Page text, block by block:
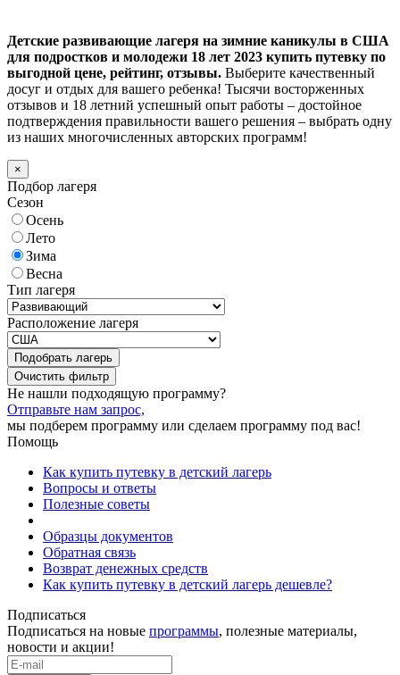
Детские развивающие лагеря на зимние каникулы в США
для подростков и молодежи 18 лет 2023 купить путевку по
выгодной цене, рейтинг, отзывы. Выберите качественный
досуг и отдых для вашего ребенка! Тысячи восторженных
отзывов и 18 летний успешный опыт работы – достойное
подтверждения правильности вашего решения – выбрать одну
из наших многочисленных авторских программ!
×
Подбор лагеря
Сезон
Осень
Лето
Зима
Весна
Тип лагеря
Расположение лагеря
Подобрать лагерь
Не нашли подходящую программу?
Отправьте нам запрос,
мы подберем программу или сделаем программу под вас!
Помощь
Как купить путевку в детский лагерь
Вопросы и ответы
Полезные советы
Образцы документов
Обратная связь
Возврат денежных средств
Как купить путевку в детский лагерь дешевле?
Подписаться
Подписаться на новые программы, полезные материалы,
новости и акции!